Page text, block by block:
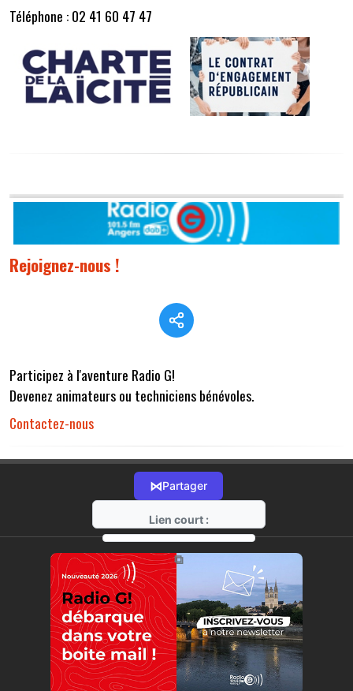
Téléphone : 02 41 60 47 47
Rejoignez-nous !
Participez à l'aventure Radio G!
Devenez animateurs ou techniciens bénévoles.
Contactez-nous
⋈Partager
Lien court :
https://radio-g.fr?r32
⧉